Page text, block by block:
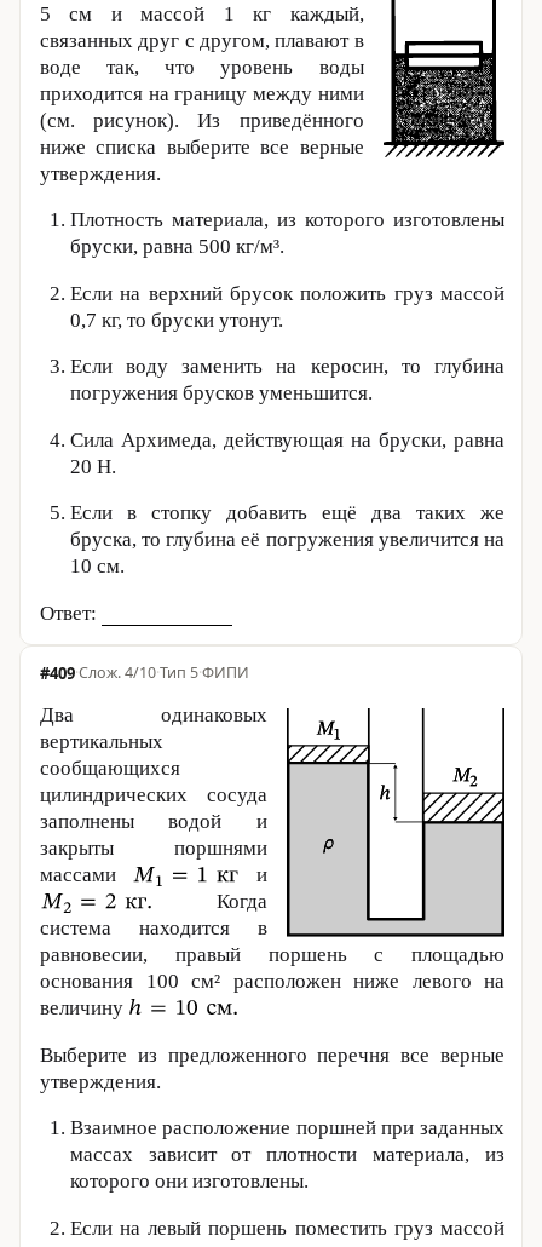
5 см и массой 1 кг каждый,
связанных друг с другом, плавают в
воде так, что уровень воды
приходится на границу между ними
(см. рисунок). Из приведённого
ниже списка выберите все верные
утверждения.
Плотность материала, из которого изготовлены
бруски, равна 500 кг/м³.
Если на верхний брусок положить груз массой
0,7 кг, то бруски утонут.
Если воду заменить на керосин, то глубина
погружения брусков уменьшится.
Сила Архимеда, действующая на бруски, равна
20 Н.
Если в стопку добавить ещё два таких же
бруска, то глубина её погружения увеличится на
10 см.
Ответ:
#409· 4/10·Тип 5·ФИПИ
Два одинаковых
вертикальных
сообщающихся
цилиндрических сосуда
заполнены водой и
закрыты поршнями
массами
и
Когда
система находится в
равновесии, правый поршень с площадью
основания 100 см² расположен ниже левого на
величину
Выберите из предложенного перечня все верные
утверждения.
Взаимное расположение поршней при заданных
массах зависит от плотности материала, из
которого они изготовлены.
Если на левый поршень поместить груз массой